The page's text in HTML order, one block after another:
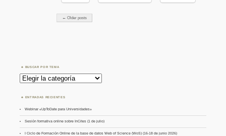
← Older posts
BUSCAR POR TEMA
Buscar
por
Tema
ENTRADAS RECIENTES
Webinar «UpToDate para Universidades»
Sesión formativa online sobre InCites (1 de julio)
I Ciclo de Formación Online de la base de datos Web of Science (WoS) (16-18 de junio 2026)